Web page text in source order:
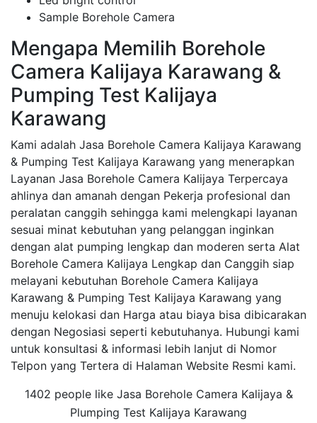
Sample Borehole Camera
Mengapa Memilih Borehole
Camera Kalijaya Karawang &
Pumping Test Kalijaya
Karawang
Kami adalah Jasa Borehole Camera Kalijaya Karawang
& Pumping Test Kalijaya Karawang yang menerapkan
Layanan Jasa Borehole Camera Kalijaya Terpercaya
ahlinya dan amanah dengan Pekerja profesional dan
peralatan canggih sehingga kami melengkapi layanan
sesuai minat kebutuhan yang pelanggan inginkan
dengan alat pumping lengkap dan moderen serta Alat
Borehole Camera Kalijaya Lengkap dan Canggih siap
melayani kebutuhan Borehole Camera Kalijaya
Karawang & Pumping Test Kalijaya Karawang yang
menuju kelokasi dan Harga atau biaya bisa dibicarakan
dengan Negosiasi seperti kebutuhanya. Hubungi kami
untuk konsultasi & informasi lebih lanjut di Nomor
Telpon yang Tertera di Halaman Website Resmi kami.
1402 people like Jasa Borehole Camera Kalijaya &
Plumping Test Kalijaya Karawang